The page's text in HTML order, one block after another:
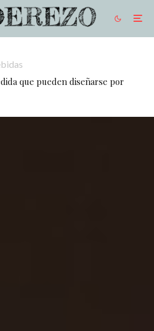
que pueden diseñarse por